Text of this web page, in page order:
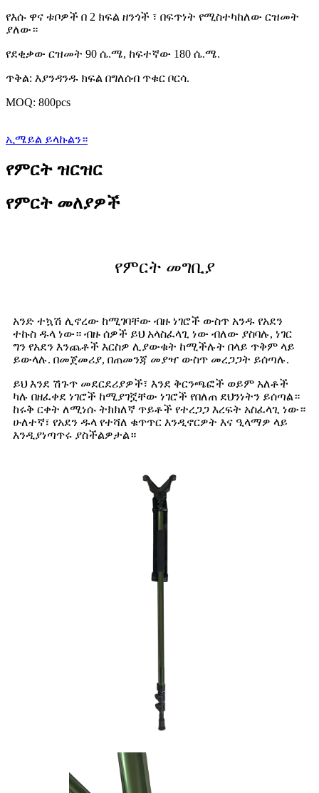
የእሱ ዋና ቱቦዎች በ 2 ክፍል ዘንጎች ፣ በፍጥነት የሚስተካከለው ርዝመት
ያለው።
የደቂቃው ርዝመት 90 ሴ.ሜ, ከፍተኛው 180 ሴ.ሜ.
ጥቅል: እያንዳንዱ ክፍል በግለሰብ ጥቁር ቦርሳ.
MOQ: 800pcs
ኢሜይል ይላኩልን።
የምርት ዝርዝር
የምርት መለያዎች
የምርት መግቢያ
አንድ ተኳሽ ሊኖረው ከሚገባቸው ብዙ ነገሮች ውስጥ አንዱ የአደን
ተኩስ ዱላ ነው። ብዙ ሰዎች ይህ አላስፈላጊ ነው ብለው ያስባሉ, ነገር
ግን የአደን እንጨቶች እርስዎ ሊያውቁት ከሚችሉት በላይ ጥቅም ላይ
ይውላሉ. በመጀመሪያ, በጠመንጃ መያዣ ውስጥ መረጋጋት ይሰጣሉ.
ይህ እንደ ሽጉጥ መደርደሪያዎች፣ እንደ ቅርንጫፎች ወይም አለቶች
ካሉ በዘፈቀደ ነገሮች ከሚያገኟቸው ነገሮች የበለጠ ደህንነትን ይሰጣል።
ከሩቅ ርቀት ለሚነሱ ትክክለኛ ጥይቶች የተረጋጋ እረፍት አስፈላጊ ነው።
ሁለተኛ፣ የአደን ዱላ የተሻለ ቁጥጥር እንዲኖርዎት እና ዒላማዎ ላይ
እንዲያነጣጥሩ ያስችልዎታል።